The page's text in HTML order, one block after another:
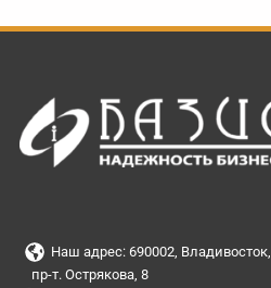
Наш адрес: 690002, Владивосток,
пр-т. Острякова, 8